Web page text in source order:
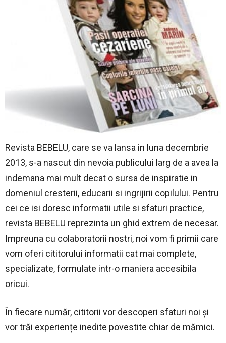
Revista BEBELU, care se va lansa in luna decembrie
2013, s-a nascut din nevoia publicului larg de a avea la
indemana mai mult decat o sursa de inspiratie in
domeniul cresterii, educarii si ingrijirii copilului. Pentru
cei ce isi doresc informatii utile si sfaturi practice,
revista BEBELU reprezinta un ghid extrem de necesar.
Impreuna cu colaboratorii nostri, noi vom fi primii care
vom oferi cititorului informatii cat mai complete,
specializate, formulate intr-o maniera accesibila
oricui.
În fiecare număr, cititorii vor descoperi sfaturi noi și
vor trăi experiențe inedite povestite chiar de mămici.